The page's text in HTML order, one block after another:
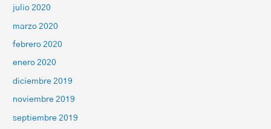
julio 2020
marzo 2020
febrero 2020
enero 2020
diciembre 2019
noviembre 2019
septiembre 2019